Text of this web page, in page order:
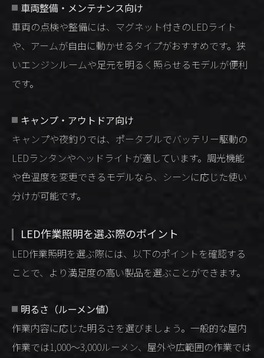
車両整備・メンテナンス向け
車両の点検や整備には、マグネット付きのLEDライト
や、アームが自由に動かせるタイプがおすすめです。狭
いエンジンルームや足元を明るく照らせるモデルが便利
です。
キャンプ・アウトドア向け
キャンプや夜釣りでは、ポータブルでバッテリー駆動の
LEDランタンやヘッドライトが適しています。調光機能
や色温度を変更できるモデルなら、シーンに応じた使い
分けが可能です。
LED作業照明を選ぶ際のポイント
LED作業照明を選ぶ際には、以下のポイントを確認する
ことで、より満足度の高い製品を選ぶことができます。
明るさ（ルーメン値）
作業内容に応じた明るさを選びましょう。一般的な屋内
作業では1,000〜3,000ルーメン、屋外や広範囲の作業では